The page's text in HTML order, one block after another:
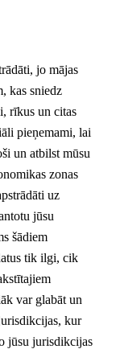
jo mājas
kas sniedz
rīkus un citas
pieņemami, lai
un atbilst mūsu
zonas
uz
jūsu
šādiem
tik ilgi, cik
var glabāt un
kur
jūsu jurisdikcijas